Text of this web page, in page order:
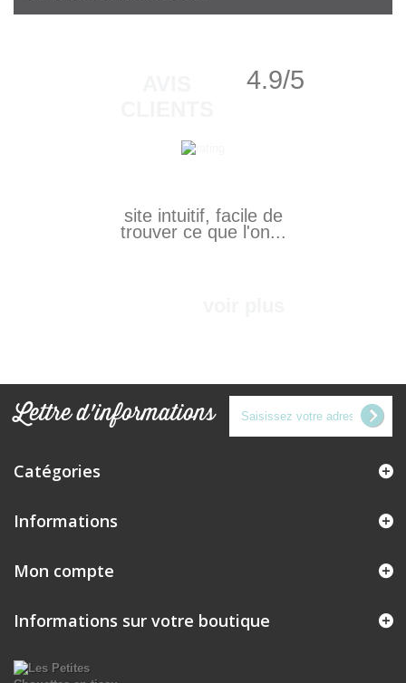
4.9/5
site intuitif, facile de
trouver ce que l'on...
Lettre d'informations
Catégories
Informations
Mon compte
Informations sur votre boutique